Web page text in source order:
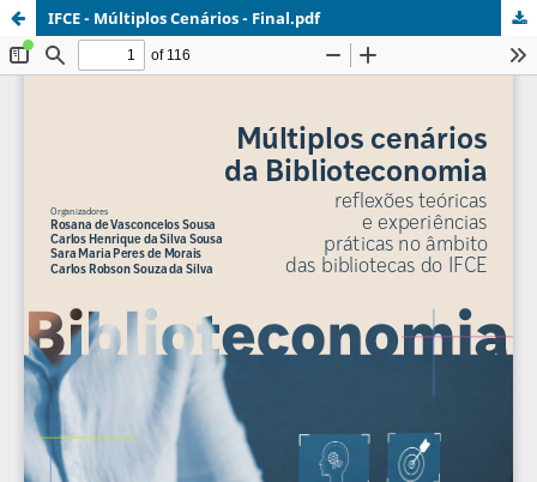
IFCE - Múltiplos Cenários - Final.pdf